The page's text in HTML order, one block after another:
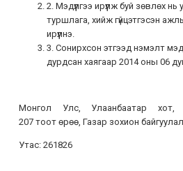
2. Мэдүүлгээ ирүүлж буй зөвлөх
туршлага, хийж гүйцэтгэсэн
ирүүлнэ.
3. Сонирхсон этгээд нэмэлт
дурдсан хаягаар 2014 оны 06
Монгол Улс, Улаанбаатар хот,
207 тоот өрөө, Газар зохион
Утас: 261826